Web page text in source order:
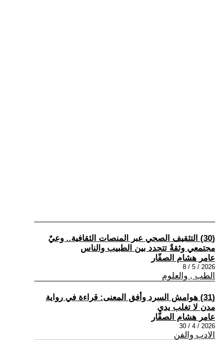
(30) التثقيف الصحي عبر المنصات الثقافية.. وعيٌ
مجتمعي وثقةٌ تتجدد بين الطبيب والناس
عامر هشام الصفّار
2026 / 5 / 8
الطب , والعلوم
(31) هوامش السرد وأفق المعنى: قراءة في رواية
مدن لا تغلب يدي
عامر هشام الصفّار
2026 / 4 / 30
الادب والفن